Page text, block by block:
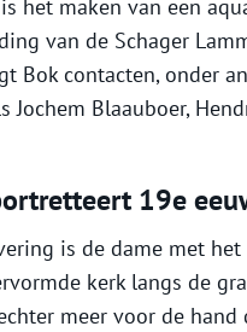
het maken van een
van de Schager
Bok contacten, onder
Jochem Blaauboer,
19e
is de dame met
kerk langs de
meer voor de